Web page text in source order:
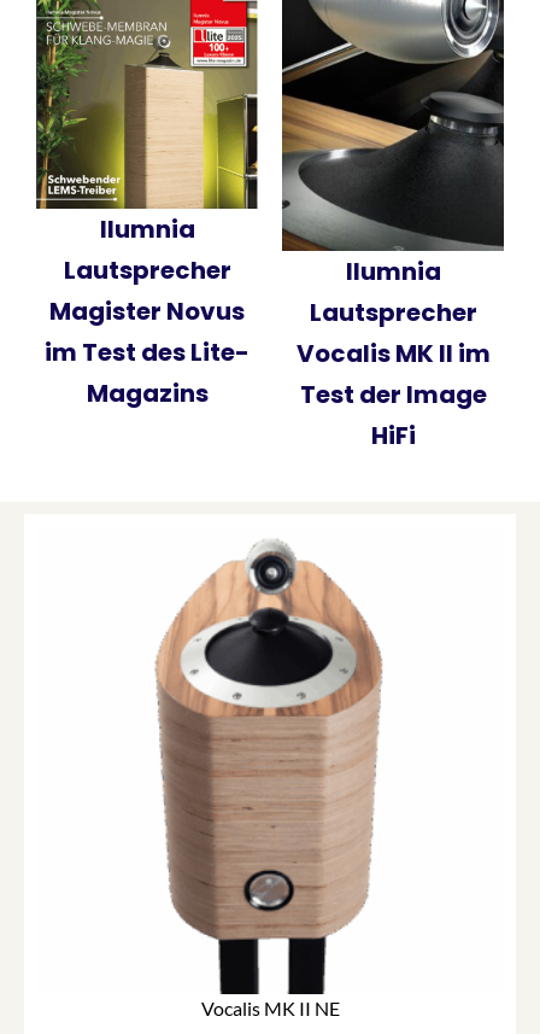
Ilumnia
Lautsprecher
Magister Novus
im Test des Lite-
Magazins
Ilumnia
Lautsprecher
Vocalis MK II im
Test der Image
HiFi
Vocalis MK II NE